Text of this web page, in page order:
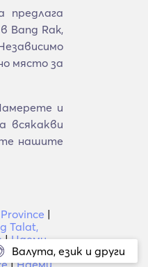
Валута, език и други
Bang Rak,
място за
и
всякакви
нашите
|
Talat,
|Наеми
яхти в
|Наеми